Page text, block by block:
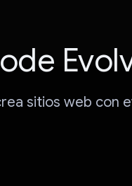
sitios web con